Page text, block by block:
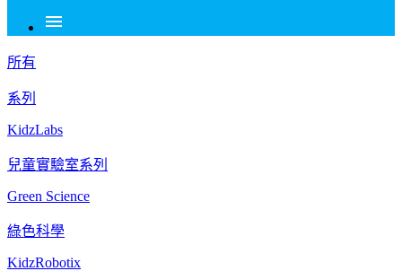
menu
所有
系列
KidzLabs
兒童實驗室系列
Green Science
綠色科學
KidzRobotix